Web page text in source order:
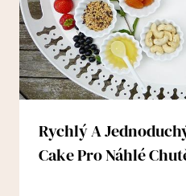
Rychlý A
Cake Pro Náhlé